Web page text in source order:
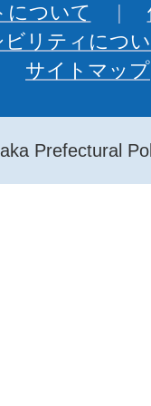
について
リティにつ
サイトマップ
Prefectural